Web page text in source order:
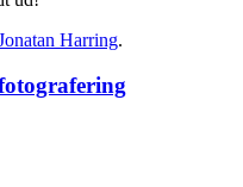
Harring.